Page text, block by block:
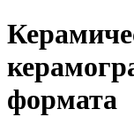
формата